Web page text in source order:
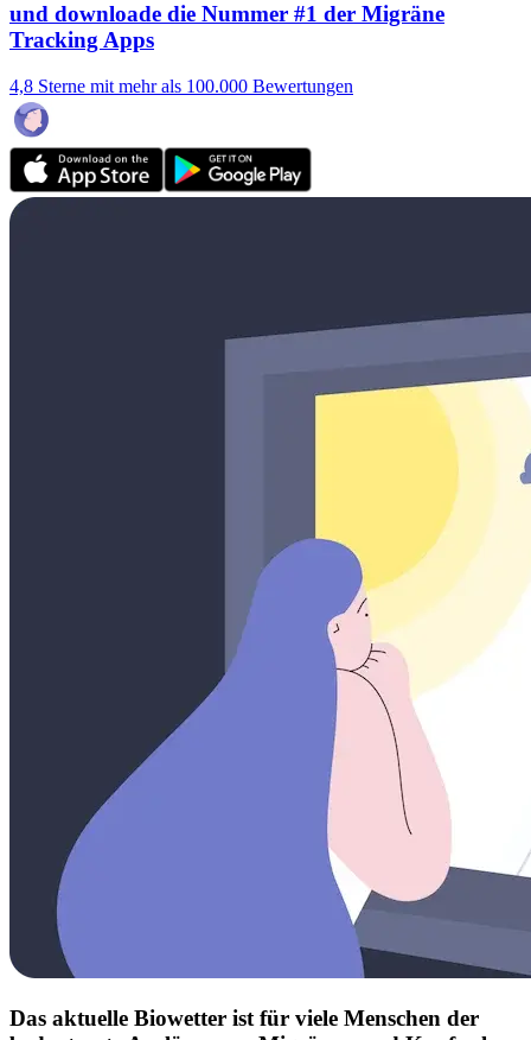
und downloade die Nummer #1 der Migräne
Tracking Apps
4,8 Sterne mit mehr als 100.000 Bewertungen
Das aktuelle Biowetter ist für viele Menschen der